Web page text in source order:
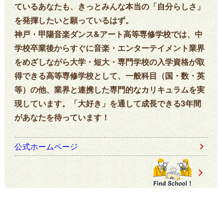
ているあなたも、きっとみんな本当の「自分らしさ」
を発揮したいと願っているはず。
神戸・甲陽音楽ダンス&アート高等専修学校では、中
学校卒業後からすぐに音楽・エンターテイメント業界
をめざしながら大学・短大・専門学校の入学資格が取
得できる高等専修学校として、一般科目（国・数・英
等）の他、業界と連携した専門的なカリキュラムを実
現しています。「大好き」を通して成長できる3年間
があなたを待っています！
公式ホームページ